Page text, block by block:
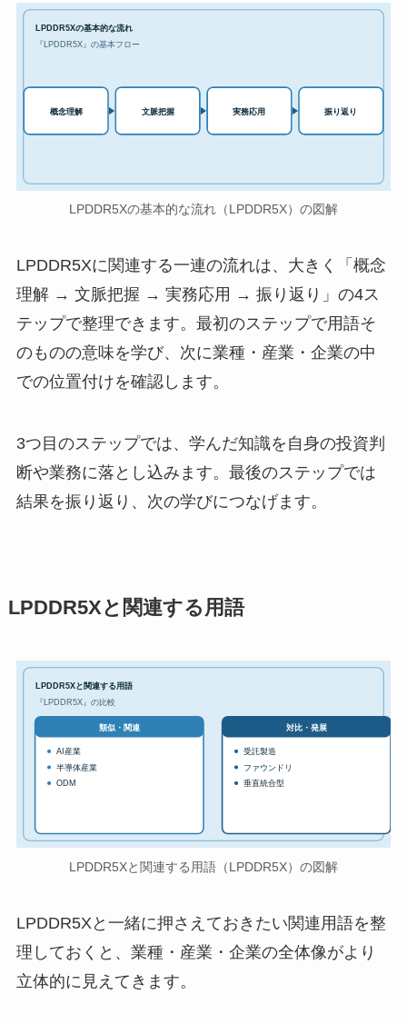
LPDDR5Xの基本的な流れ
『LPDDR5X』の基本フロー
概念理解 文脈把握 実務応用 振り返り
LPDDR5Xの基本的な流れ（LPDDR5X）の図解
LPDDR5Xに関連する一連の流れは、大きく「概念
理解 → 文脈把握 → 実務応用 → 振り返り」の4ス
テップで整理できます。最初のステップで用語そ
のものの意味を学び、次に業種・産業・企業の中
での位置付けを確認します。
3つ目のステップでは、学んだ知識を自身の投資判
断や業務に落とし込みます。最後のステップでは
結果を振り返り、次の学びにつなげます。
LPDDR5Xと関連する用語
LPDDR5Xと関連する用語
『LPDDR5X』の比較
類似・関連
AI産業
半導体産業
ODM
対比・発展
受託製造
ファウンドリ
垂直統合型
LPDDR5Xと関連する用語（LPDDR5X）の図解
LPDDR5Xと一緒に押さえておきたい関連用語を整
理しておくと、業種・産業・企業の全体像がより
立体的に見えてきます。